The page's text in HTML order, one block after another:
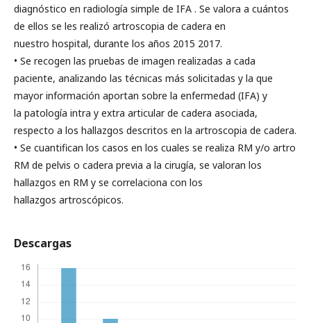
diagnóstico en radiología simple de IFA . Se valora a cuántos
de ellos se les realizó artroscopia de cadera en
nuestro hospital, durante los años 2015 2017.
• Se recogen las pruebas de imagen realizadas a cada
paciente, analizando las técnicas más solicitadas y la que
mayor información aportan sobre la enfermedad (IFA) y
la patología intra y extra articular de cadera asociada,
respecto a los hallazgos descritos en la artroscopia de cadera.
• Se cuantifican los casos en los cuales se realiza RM y/o artro
RM de pelvis o cadera previa a la cirugía, se valoran los
hallazgos en RM y se correlaciona con los
hallazgos artroscópicos.
Descargas